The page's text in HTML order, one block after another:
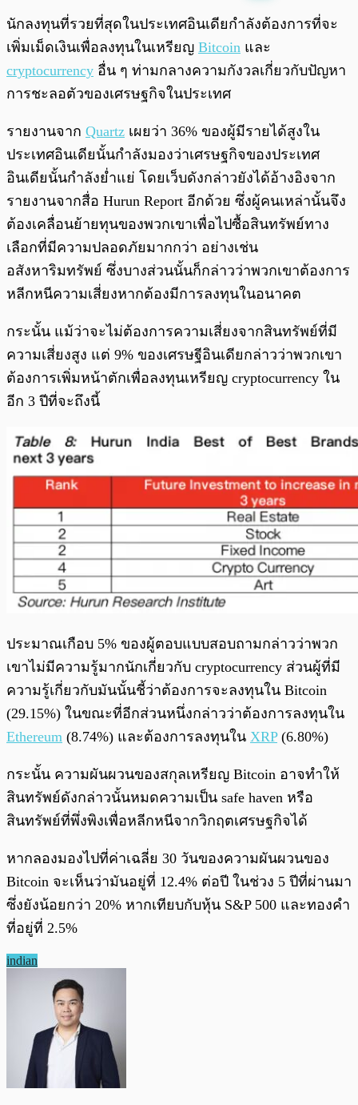
พร้อมเล่น 0:00 0:00
นักลงทุนที่รวยที่สุดในประเทศอินเดียกำลังต้องการที่จะ
เพิ่มเม็ดเงินเพื่อลงทุนในเหรียญ Bitcoin และ
cryptocurrency อื่น ๆ ท่ามกลางความกังวลเกี่ยวกับปัญหา
การชะลอตัวของเศรษฐกิจในประเทศ
รายงานจาก Quartz เผยว่า 36% ของผู้มีรายได้สูงใน
ประเทศอินเดียนั้นกำลังมองว่าเศรษฐกิจของประเทศ
อินเดียนั้นกำลังย่ำแย่ โดยเว็บดังกล่าวยังได้อ้างอิงจาก
รายงานจากสื่อ Hurun Report อีกด้วย ซึ่งผู้คนเหล่านั้นจึง
ต้องเคลื่อนย้ายทุนของพวกเขาเพื่อไปซื้อสินทรัพย์ทาง
เลือกที่มีความปลอดภัยมากกว่า อย่างเช่น
อสังหาริมทรัพย์ ซึ่งบางส่วนนั้นก็กล่าวว่าพวกเขาต้องการ
หลีกหนีความเสี่ยงหากต้องมีการลงทุนในอนาคต
กระนั้น แม้ว่าจะไม่ต้องการความเสี่ยงจากสินทรัพย์ที่มี
ความเสี่ยงสูง แต่ 9% ของเศรษฐีอินเดียกล่าวว่าพวกเขา
ต้องการเพิ่มหน้าตักเพื่อลงทุนเหรียญ cryptocurrency ใน
อีก 3 ปีที่จะถึงนี้
ประมาณเกือบ 5% ของผู้ตอบแบบสอบถามกล่าวว่าพวก
เขาไม่มีความรู้มากนักเกี่ยวกับ cryptocurrency ส่วนผู้ที่มี
ความรู้เกี่ยวกับมันนั้นชี้ว่าต้องการจะลงทุนใน Bitcoin
(29.15%) ในขณะที่อีกส่วนหนึ่งกล่าวว่าต้องการลงทุนใน
Ethereum (8.74%) และต้องการลงทุนใน XRP(6.80%)
กระนั้น ความผันผวนของสกุลเหรียญ Bitcoin อาจทำให้
สินทรัพย์ดังกล่าวนั้นหมดความเป็น safe haven หรือ
สินทรัพย์ที่พึ่งพิงเพื่อหลีกหนีจากวิกฤตเศรษฐกิจได้
หากลองมองไปที่ค่าเฉลี่ย 30 วันของความผันผวนของ
Bitcoin จะเห็นว่ามันอยู่ที่ 12.4% ต่อปี ในช่วง 5 ปีที่ผ่านมา
ซึ่งยังน้อยกว่า 20% หากเทียบกับหุ้น S&P 500 และทองคำ
ที่อยู่ที่ 2.5%
indian